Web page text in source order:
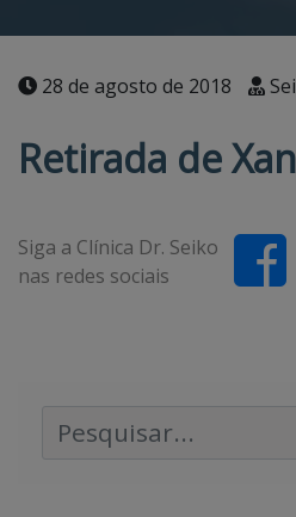
28 de agosto de 2018
Retirada de
Siga a Clínica Dr. Seiko
nas redes sociais
Pesquisar Artigos